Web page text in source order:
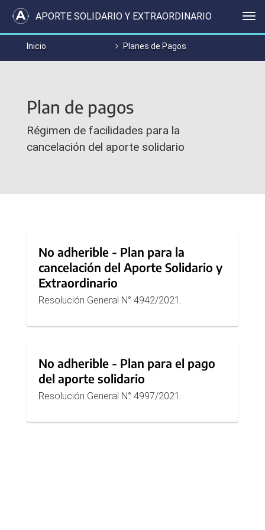
APORTE SOLIDARIO Y EXTRAORDINARIO
Inicio Planes de Pagos
Plan de pagos
Régimen de facilidades para la
cancelación del aporte solidario
micrositio
No adherible - Plan para la
cancelación del Aporte Solidario y
Extraordinario
Resolución General N° 4942/2021.
No adherible - Plan para el pago
del aporte solidario
Resolución General N° 4997/2021.